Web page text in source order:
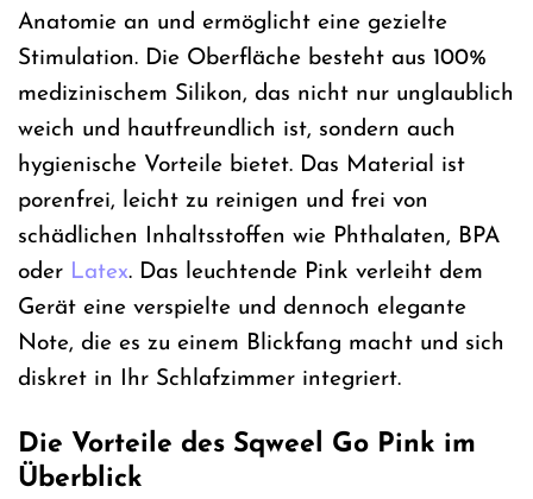
Anatomie an und ermöglicht eine gezielte
Stimulation. Die Oberfläche besteht aus 100%
medizinischem Silikon, das nicht nur unglaublich
weich und hautfreundlich ist, sondern auch
hygienische Vorteile bietet. Das Material ist
porenfrei, leicht zu reinigen und frei von
schädlichen Inhaltsstoffen wie Phthalaten, BPA
oder Latex. Das leuchtende Pink verleiht dem
Gerät eine verspielte und dennoch elegante
Note, die es zu einem Blickfang macht und sich
diskret in Ihr Schlafzimmer integriert.
Die Vorteile des Sqweel Go Pink im
Überblick